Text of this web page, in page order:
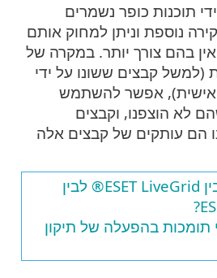
תוכנות כופר נשמרים
נוספת וניתן למחוק אותם
בהם צורך יותר. במקרה של
(למשל קבצים ששונו על ידי
אישית), אפשר להשתמש
לא הוצפנו, וקבצים
הם עותקים של קבצים אלה
מה ההבדלים בין ESET LiveGrid® לבין
תומכות בהפעלה של תיקון